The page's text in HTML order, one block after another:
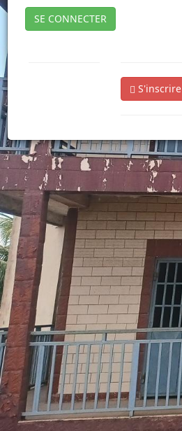
SE CONNECTER
S'inscrire